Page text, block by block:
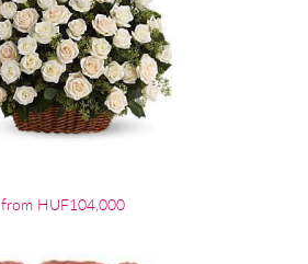
from HUF104,000